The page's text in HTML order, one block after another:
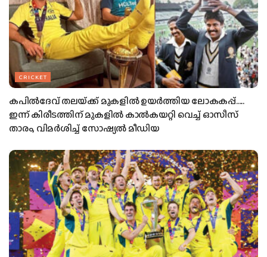
CRICKET
കപില്‍ദേവ് തലയ്‌ക്ക്‌ മുകളില്‍ ഉയര്‍ത്തിയ ലോകകപ്പ്…..
ഇന്ന്‌ കിരീടത്തിന് മുകളില്‍ കാല്‍കയറ്റി വെച്ച് ഓസീസ്
താരം, വിമര്‍ശിച്ച് സോഷ്യല്‍ മീഡിയ